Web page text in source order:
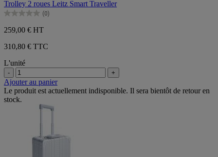
5
étoiles.
Trolley 2 roues Leitz Smart Traveller
(0)
0.0
sur
5
étoiles.
259,00 € HT
310,80 € TTC
L'unité
- +
Ajouter au panier
Le produit est actuellement indisponible. Il sera bientôt de retour en
stock.